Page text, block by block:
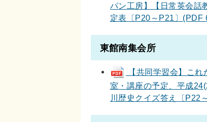
パン工房】【日常英会話
定表〔P20～P21〕(PDF
東館南集会所
【共同学習会】こ
室・講座の予定、平成
川歴史クイズ答え〔P22